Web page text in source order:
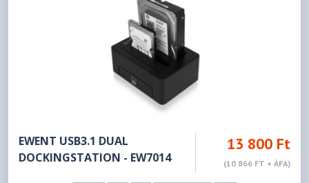
EWENT USB3.1 DUAL
DOCKINGSTATION - EW7014
13 800 Ft
(10 866 FT + ÁFA)